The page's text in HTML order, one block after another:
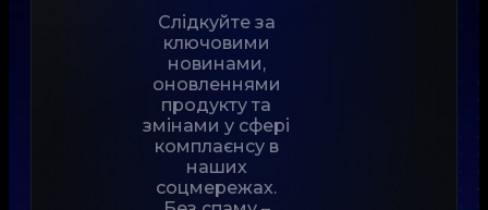
Слідкуйте за
ключовими
новинами,
оновленнями
продукту та
змінами у сфері
комплаєнсу в
наших
соцмережах.